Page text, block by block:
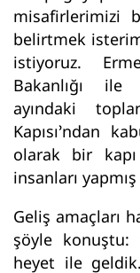
misafirlerimizi
belirtmek
istiyoruz.
Bakanlığı ile
ayındaki
Kapısı’ndan
olarak bir
insanları
Geliş amaçları
şöyle konuştu:
heyet ile